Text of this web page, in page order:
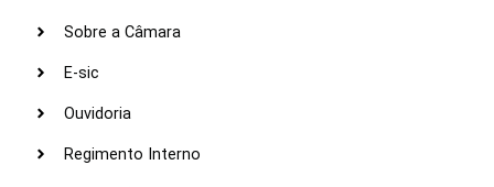
Sobre a Câmara
E-sic
Ouvidoria
Regimento Interno